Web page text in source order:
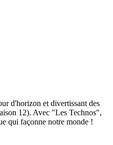
d'horizon et divertissant des
12). Avec "Les Technos",
qui façonne notre monde !